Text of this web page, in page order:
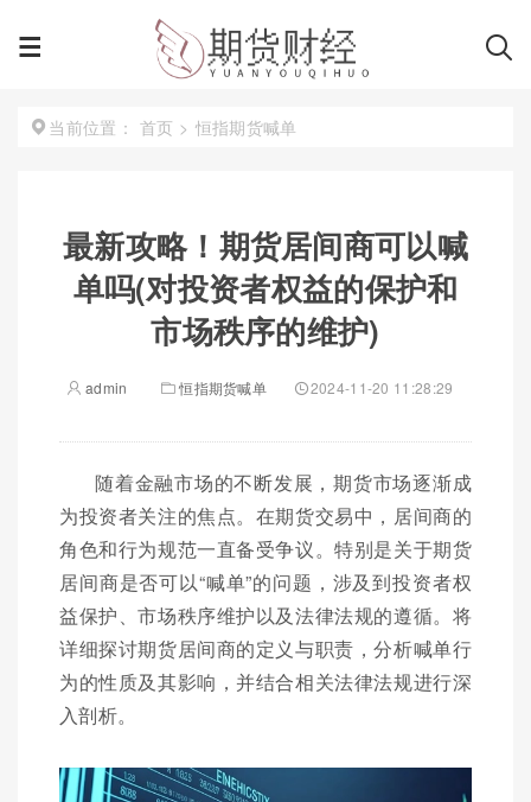
当前位置： 首页 > 恒指期货喊单
最新攻略！期货居间商可以喊
单吗(对投资者权益的保护和
市场秩序的维护)
admin 恒指期货喊单 2024-11-20 11:28:29
随着金融市场的不断发展，期货市场逐渐成
为投资者关注的焦点。在期货交易中，居间商的
角色和行为规范一直备受争议。特别是关于期货
居间商是否可以“喊单”的问题，涉及到投资者权
益保护、市场秩序维护以及法律法规的遵循。将
详细探讨期货居间商的定义与职责，分析喊单行
为的性质及其影响，并结合相关法律法规进行深
入剖析。